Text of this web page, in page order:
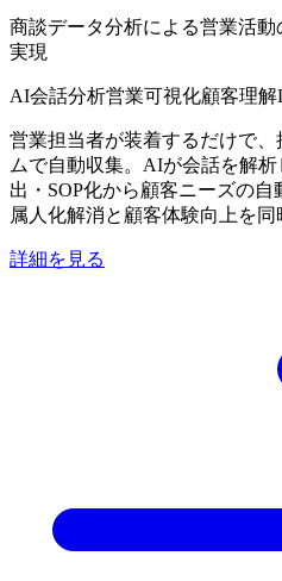
商談データ分析による営業活
実現
AI会話分析営業可視化顧客理解
営業担当者が装着するだけで
ムで自動収集。AIが会話を解
出・SOP化から顧客ニーズの
属人化解消と顧客体験向上を同
詳細を見る